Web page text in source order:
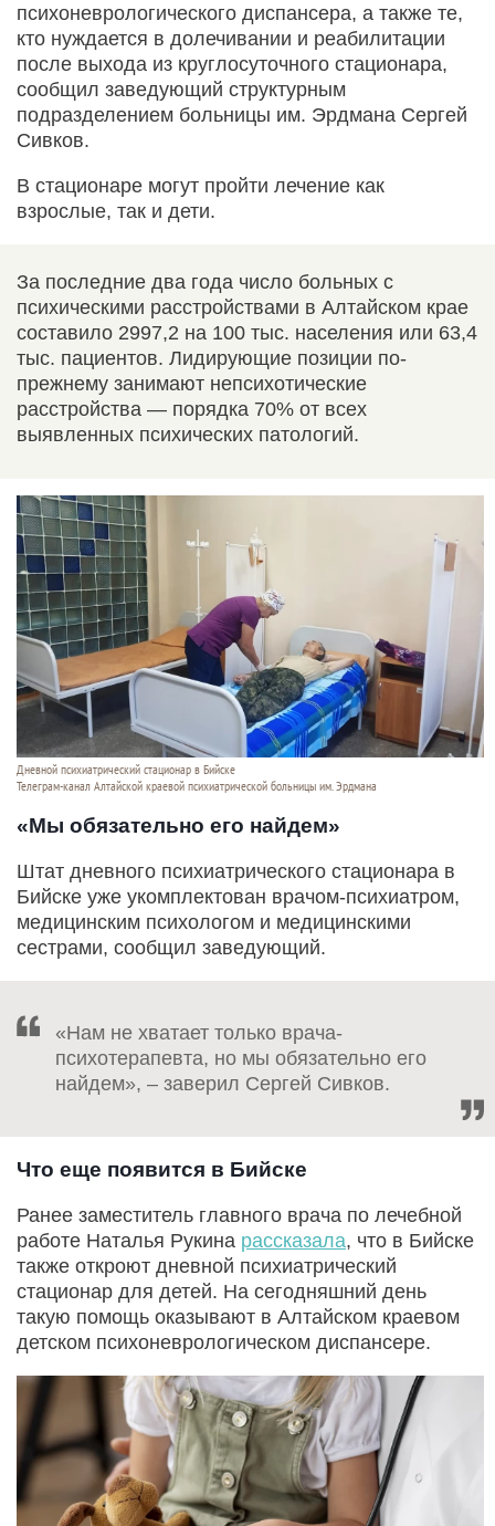
психоневрологического диспансера, а также те,
кто нуждается в долечивании и реабилитации
после выхода из круглосуточного стационара,
сообщил заведующий структурным
подразделением больницы им. Эрдмана Сергей
Сивков.
В стационаре могут пройти лечение как
взрослые, так и дети.
За последние два года число больных с
психическими расстройствами в Алтайском крае
составило 2997,2 на 100 тыс. населения или 63,4
тыс. пациентов. Лидирующие позиции по-
прежнему занимают непсихотические
расстройства — порядка 70% от всех
выявленных психических патологий.
Дневной психиатрический стационар в Бийске
Телеграм-канал Алтайской краевой психиатрической больницы им. Эрдмана
«Мы обязательно его найдем»
Штат дневного психиатрического стационара в
Бийске уже укомплектован врачом-психиатром,
медицинским психологом и медицинскими
сестрами, сообщил заведующий.
«Нам не хватает только врача-
психотерапевта, но мы обязательно его
найдем», – заверил Сергей Сивков.
Что еще появится в Бийске
Ранее заместитель главного врача по лечебной
работе Наталья Рукина рассказала, что в Бийске
также откроют дневной психиатрический
стационар для детей. На сегодняшний день
такую помощь оказывают в Алтайском краевом
детском психоневрологическом диспансере.